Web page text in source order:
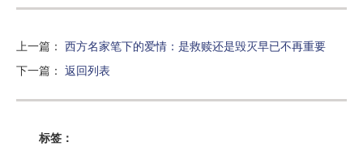
上一篇 ： 西方名家笔下的爱情：是救赎还是毁灭早已不再重要
下一篇 ： 返回列表
标签：